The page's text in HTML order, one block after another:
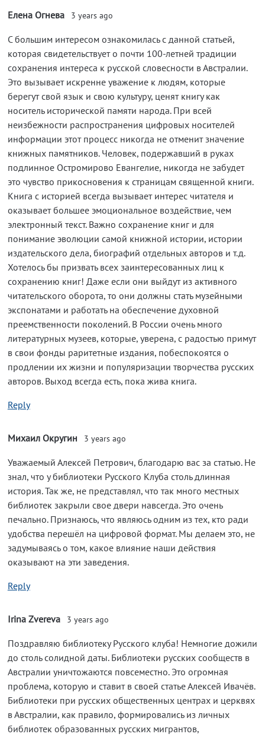
Елена Огнева 3 years ago
С большим интересом ознакомилась с данной статьей,
которая свидетельствует о почти 100-летней традиции
сохранения интереса к русской словесности в Австралии.
Это вызывает искренне уважение к людям, которые
берегут свой язык и свою культуру, ценят книгу как
носитель исторической памяти народа. При всей
неизбежности распространения цифровых носителей
информации этот процесс никогда не отменит значение
книжных памятников. Человек, подержавший в руках
подлинное Остромирово Евангелие, никогда не забудет
это чувство прикосновения к страницам священной книги.
Книга с историей всегда вызывает интерес читателя и
оказывает большее эмоциональное воздействие, чем
электронный текст. Важно сохранение книг и для
понимание эволюции самой книжной истории, истории
издательского дела, биографий отдельных авторов и т.д.
Хотелось бы призвать всех заинтересованных лиц к
сохранению книг! Даже если они выйдут из активного
читательского оборота, то они должны стать музейными
экспонатами и работать на обеспечение духовной
преемственности поколений. В России очень много
литературных музеев, которые, уверена, с радостью примут
в свои фонды раритетные издания, побеспокоятся о
продлении их жизни и популяризации творчества русских
авторов. Выход всегда есть, пока жива книга.
Reply
Михаил Округин 3 years ago
Уважаемый Алексей Петрович, благодарю вас за статью. Не
знал, что у библиотеки Русского Клуба столь длинная
история. Так же, не представлял, что так много местных
библиотек закрыли свое двери навсегда. Это очень
печально. Признаюсь, что являюсь одним из тех, кто ради
удобства перешёл на цифровой формат. Мы делаем это, не
задумываясь о том, какое влияние наши действия
оказывают на эти заведения.
Reply
Irina Zvereva 3 years ago
Поздравляю библиотеку Русского клуба! Немногие дожили
до столь солидной даты. Библиотеки русских сообществ в
Австралии уничтожаются повсеместно. Это огромная
проблема, которую и ставит в своей статье Алексей Ивачёв.
Библиотеки при русских общественных центрах и церквях
в Австралии, как правило, формировались из личных
библиотек образованных русских мигрантов,